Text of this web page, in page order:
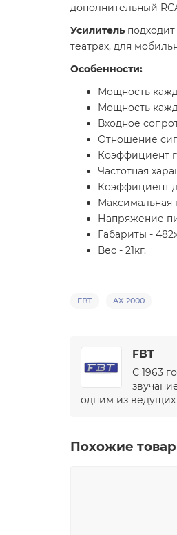
дополнительный
Усилитель
театрах, для
Особенности:
Мощность
Мощность
Входное
Отношение
Коэффициент
Частотная
Коэффициент
Максимальная
Напряжение
Габариты -
Вес - 21кг.
FBT AX 2000
FBT
С 1963
одним из ведущих
Похожие